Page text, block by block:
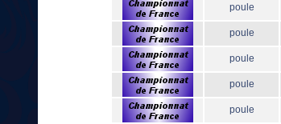
poule
poule
poule
poule
poule